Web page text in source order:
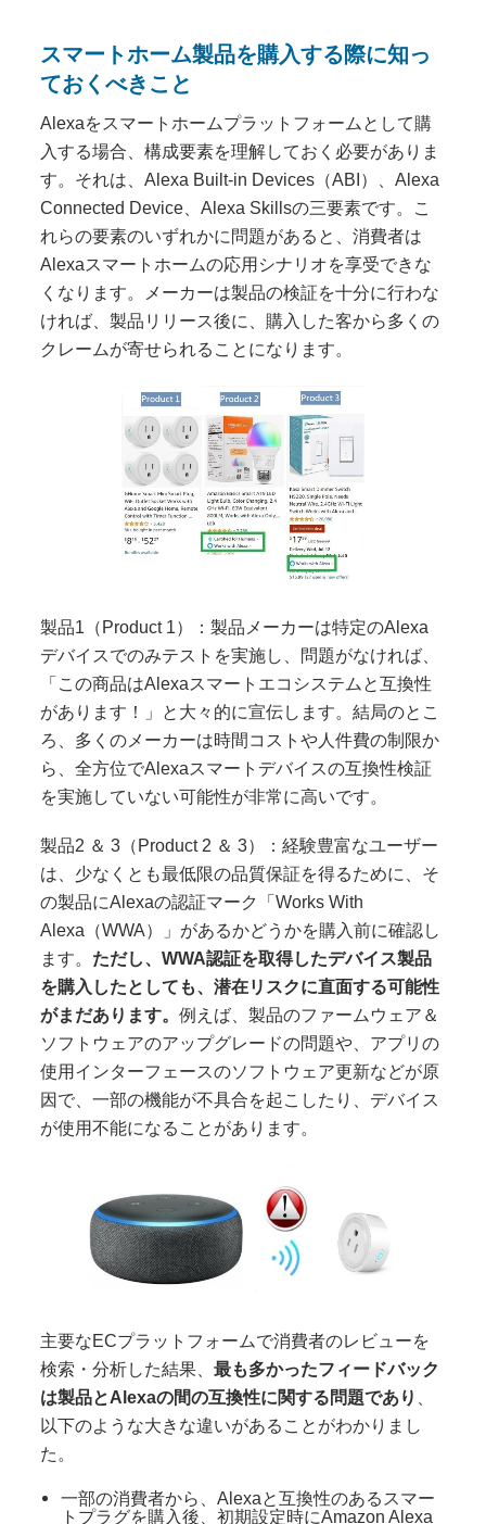
スマートホーム製品を購入する際に知っ
ておくべきこと
Alexaをスマートホームプラットフォームとして購
入する場合、構成要素を理解しておく必要がありま
す。それは、Alexa Built-in Devices（ABI）、Alexa
Connected Device、Alexa Skillsの三要素です。こ
れらの要素のいずれかに問題があると、消費者は
Alexaスマートホームの応用シナリオを享受できな
くなります。メーカーは製品の検証を十分に行わな
ければ、製品リリース後に、購入した客から多くの
クレームが寄せられることになります。
製品1（Product 1）：製品メーカーは特定のAlexa
デバイスでのみテストを実施し、問題がなければ、
「この商品はAlexaスマートエコシステムと互換性
があります！」と大々的に宣伝します。結局のとこ
ろ、多くのメーカーは時間コストや人件費の制限か
ら、全方位でAlexaスマートデバイスの互換性検証
を実施していない可能性が非常に高いです。
製品2 ＆ 3（Product 2 ＆ 3）：経験豊富なユーザー
は、少なくとも最低限の品質保証を得るために、そ
の製品にAlexaの認証マーク「Works With
Alexa（WWA）」があるかどうかを購入前に確認し
ます。 ただし、WWA認証を取得したデバイス製品
を購入したとしても、潜在リスクに直面する可能性
がまだあります。例えば、製品のファームウェア＆
ソフトウェアのアップグレードの問題や、アプリの
使用インターフェースのソフトウェア更新などが原
因で、一部の機能が不具合を起こしたり、デバイス
が使用不能になることがあります。
主要なECプラットフォームで消費者のレビューを
検索・分析した結果、最も多かったフィードバック
は製品とAlexaの間の互換性に関する問題であり
以下のような大きな違いがあることがわかりまし
た。
一部の消費者から、Alexaと互換性のあるスマー
トプラグを購入後、初期設定時にAmazon Alexa